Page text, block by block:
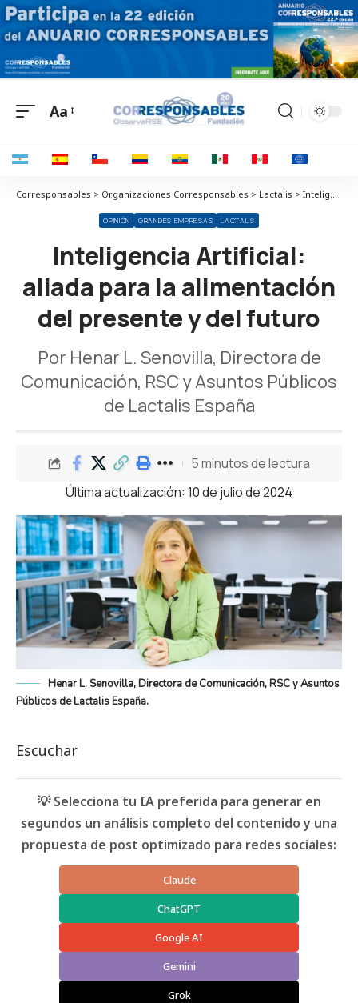
Aa
Corresponsables > Organizaciones Corresponsables > Lactalis > Inteligencia Artificial: aliada para la alimentación del presente y del futuro
OPINIÓN GRANDES EMPRESAS LACTALIS
Inteligencia Artificial:
aliada para la alimentación
del presente y del futuro
Por Henar L. Senovilla, Directora de
Comunicación, RSC y Asuntos Públicos
de Lactalis España
Última actualización: 10 de julio de 2024
5 minutos de lectura
Henar L. Senovilla, Directora de Comunicación, RSC y Asuntos
Públicos de Lactalis España.
Escuchar
💡 Selecciona tu IA preferida para generar en
segundos un análisis completo del contenido y una
propuesta de post optimizado para redes sociales:
Claude
ChatGPT
Google AI
Gemini
Grok